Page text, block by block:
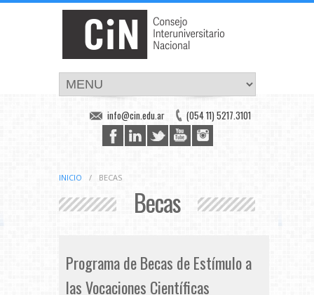
(054 11) 5217.3101
info@cin.edu.ar
INICIO / BECAS
Becas
Programa de Becas de Estímulo a
las Vocaciones Científicas